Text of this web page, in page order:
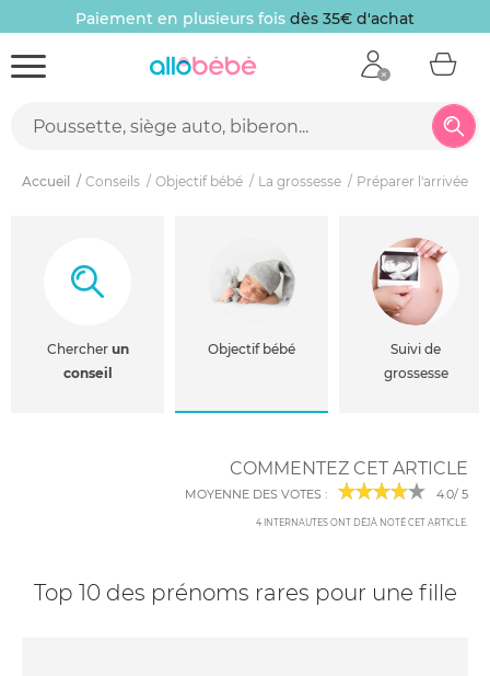
Paiement en plusieurs fois dès 35€ d'achat
Accueil Conseils Objectif bébé La grossesse Préparer l'arrivée
Chercher un
conseil
Objectif bébé
Suivi de
grossesse
COMMENTEZ CET ARTICLE
MOYENNE DES VOTES : 4.0/ 5
4 INTERNAUTES ONT DÉJÀ NOTÉ CET ARTICLE.
Top 10 des prénoms rares pour une fille